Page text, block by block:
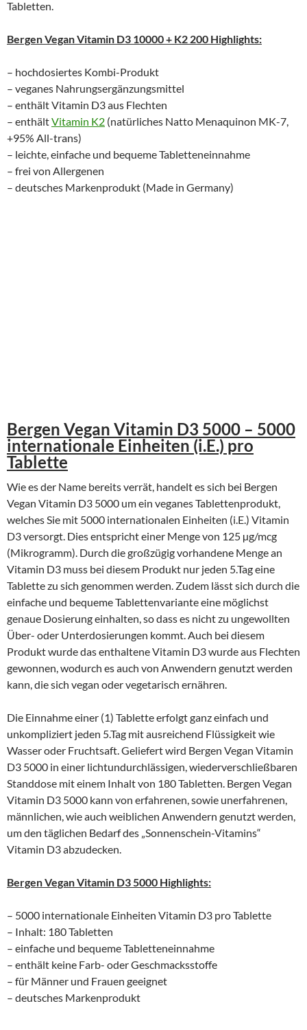
Tabletten.
Bergen Vegan Vitamin D3 10000 + K2 200 Highlights:
– hochdosiertes Kombi-Produkt
– veganes Nahrungsergänzungsmittel
– enthält Vitamin D3 aus Flechten
– enthältVitamin K2 (natürliches Natto Menaquinon MK-7,
+95% All-trans)
– leichte, einfache und bequeme Tabletteneinnahme
– frei von Allergenen
– deutsches Markenprodukt (Made in Germany)
Bergen Vegan Vitamin D3 5000 – 5000
internationale Einheiten (i.E.) pro
Tablette
Wie es der Name bereits verrät, handelt es sich bei Bergen
Vegan Vitamin D3 5000 um ein veganes Tablettenprodukt,
welches Sie mit 5000 internationalen Einheiten (i.E.) Vitamin
D3 versorgt. Dies entspricht einer Menge von 125 µg/mcg
(Mikrogramm). Durch die großzügig vorhandene Menge an
Vitamin D3 muss bei diesem Produkt nur jeden 5.Tag eine
Tablette zu sich genommen werden. Zudem lässt sich durch die
einfache und bequeme Tablettenvariante eine möglichst
genaue Dosierung einhalten, so dass es nicht zu ungewollten
Über- oder Unterdosierungen kommt. Auch bei diesem
Produkt wurde das enthaltene Vitamin D3 wurde aus Flechten
gewonnen, wodurch es auch von Anwendern genutzt werden
kann, die sich vegan oder vegetarisch ernähren.
Die Einnahme einer (1) Tablette erfolgt ganz einfach und
unkompliziert jeden 5.Tag mit ausreichend Flüssigkeit wie
Wasser oder Fruchtsaft. Geliefert wird Bergen Vegan Vitamin
D3 5000 in einer lichtundurchlässigen, wiederverschließbaren
Standdose mit einem Inhalt von 180 Tabletten. Bergen Vegan
Vitamin D3 5000 kann von erfahrenen, sowie unerfahrenen,
männlichen, wie auch weiblichen Anwendern genutzt werden,
um den täglichen Bedarf des „Sonnenschein-Vitamins“
Vitamin D3 abzudecken.
Bergen Vegan Vitamin D3 5000 Highlights:
– 5000 internationale Einheiten Vitamin D3 pro Tablette
– Inhalt: 180 Tabletten
– einfache und bequeme Tabletteneinnahme
– enthält keine Farb- oder Geschmacksstoffe
– für Männer und Frauen geeignet
– deutsches Markenprodukt